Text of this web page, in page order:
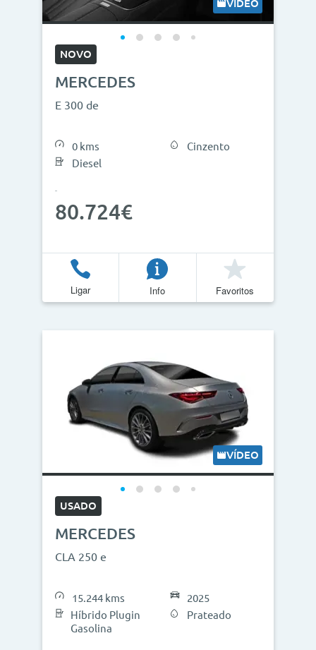
VÍDEO
NOVO
MERCEDES
E 300 de
0 kms
Diesel
Cinzento
80.724€
Ligar Info Favoritos
VÍDEO
USADO
MERCEDES
CLA 250 e
15.244 kms
Híbrido Plugin
Gasolina
2025
Prateado